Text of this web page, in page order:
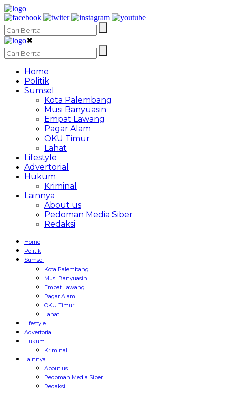
✖
Home
Politik
Sumsel
Kota Palembang
Musi Banyuasin
Empat Lawang
Pagar Alam
OKU Timur
Lahat
Lifestyle
Advertorial
Hukum
Kriminal
Lainnya
About us
Pedoman Media Siber
Redaksi
Home
Politik
Sumsel
Kota Palembang
Musi Banyuasin
Empat Lawang
Pagar Alam
OKU Timur
Lahat
Lifestyle
Advertorial
Hukum
Kriminal
Lainnya
About us
Pedoman Media Siber
Redaksi